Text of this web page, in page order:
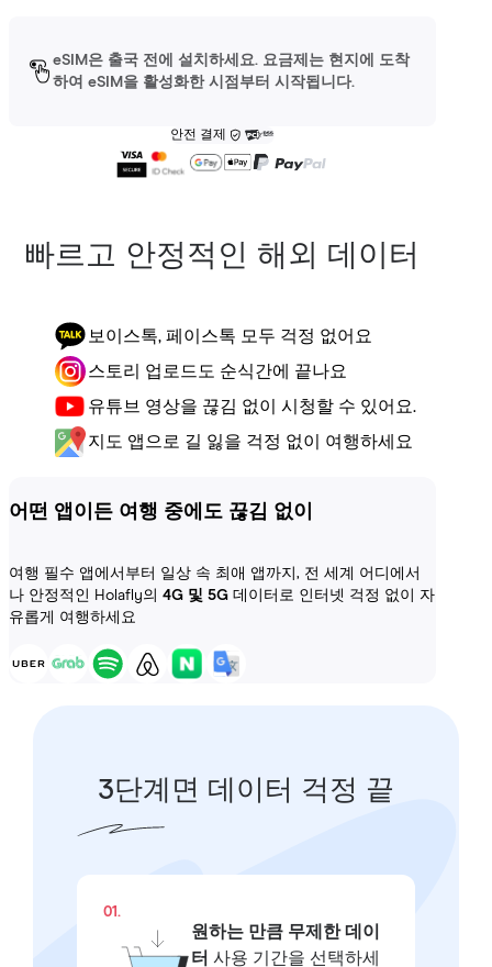
eSIM은 출국 전에 설치하세요. 요금제는 현지에 도착
하여 eSIM을 활성화한 시점부터 시작됩니다.
안전 결제
빠르고 안정적인 해외 데이터
보이스톡, 페이스톡 모두 걱정 없어요
스토리 업로드도 순식간에 끝나요
유튜브 영상을 끊김 없이 시청할 수 있어요.
지도 앱으로 길 잃을 걱정 없이 여행하세요
어떤 앱이든 여행 중에도 끊김 없이
여행 필수 앱에서부터 일상 속 최애 앱까지, 전 세계 어디에서
나 안정적인 Holafly의 4G 및 5G 데이터로 인터넷 걱정 없이 자
유롭게 여행하세요
3단계면 데이터 걱정 끝
01.
원하는 만큼 무제한 데이
터 사용 기간을 선택하세